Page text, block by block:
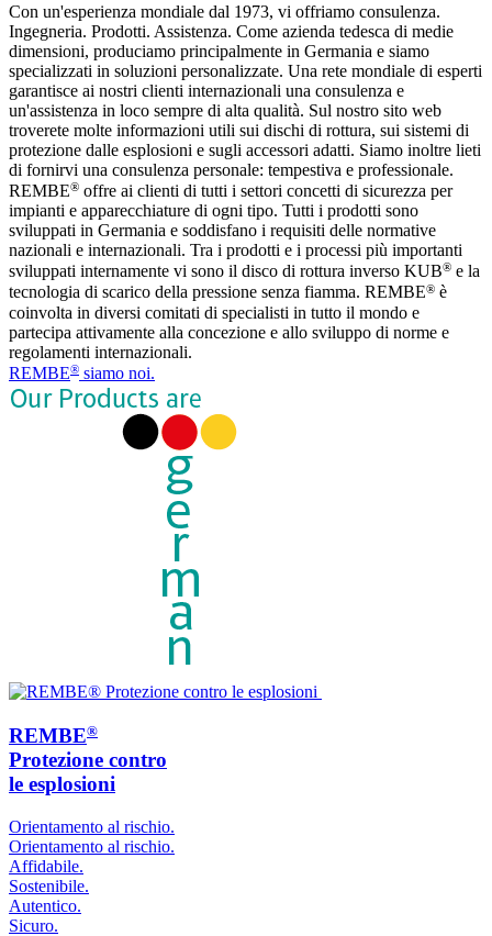
Con un'esperienza mondiale dal 1973, vi offriamo consulenza.
Ingegneria. Prodotti. Assistenza. Come azienda tedesca di medie
dimensioni, produciamo principalmente in Germania e siamo
specializzati in soluzioni personalizzate. Una rete mondiale di esperti
garantisce ai nostri clienti internazionali una consulenza e
un'assistenza in loco sempre di alta qualità. Sul nostro sito web
troverete molte informazioni utili sui dischi di rottura, sui sistemi di
protezione dalle esplosioni e sugli accessori adatti. Siamo inoltre lieti
di fornirvi una consulenza personale: tempestiva e professionale.
REMBE® offre ai clienti di tutti i settori concetti di sicurezza per
impianti e apparecchiature di ogni tipo. Tutti i prodotti sono
sviluppati in Germania e soddisfano i requisiti delle normative
nazionali e internazionali. Tra i prodotti e i processi più importanti
sviluppati internamente vi sono il disco di rottura inverso KUB® e la
tecnologia di scarico della pressione senza fiamma. REMBE® è
coinvolta in diversi comitati di specialisti in tutto il mondo e
partecipa attivamente alla concezione e allo sviluppo di norme e
regolamenti internazionali.
REMBE® siamo noi.
REMBE®
Protezione contro
le esplosioni
Orientamento al rischio.
Orientamento al rischio.
Affidabile.
Sostenibile.
Autentico.
Sicuro.